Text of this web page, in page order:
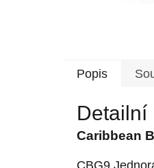
Popis
Detailní
Caribbean
CBG9